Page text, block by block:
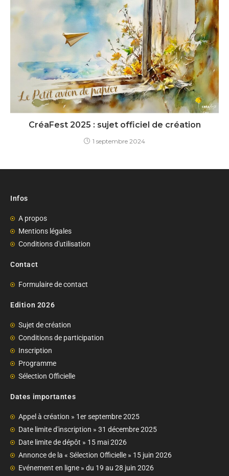
CréaFest 2025 : sujet officiel de création
1 septembre 2024
Infos
A propos
Mentions légales
Conditions d'utilisation
Contact
Formulaire de contact
Edition 2026
Sujet de création
Conditions de participation
Inscription
Programme
Sélection Officielle
Dates importantes
Appel à création » 1er septembre 2025
Date limite d'inscription » 31 décembre 2025
Date limite de dépôt » 15 mai 2026
Annonce de la « Sélection Officielle » 15 juin 2026
Evénement en ligne » du 19 au 28 juin 2026